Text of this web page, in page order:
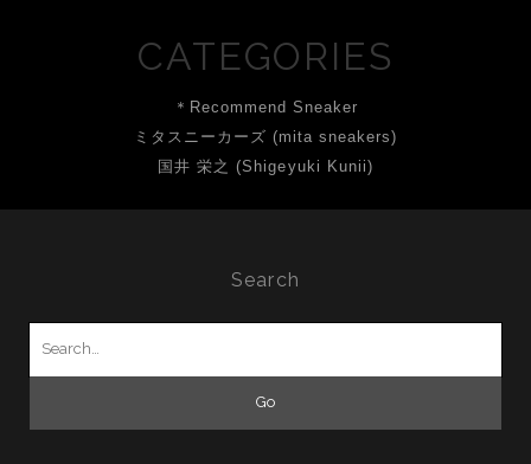
CATEGORIES
＊Recommend Sneaker
ミタスニーカーズ (mita sneakers)
国井 栄之 (Shigeyuki Kunii)
Search